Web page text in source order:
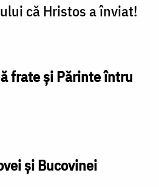
că Hristos a înviat!
frate și Părinte întru
și Bucovinei